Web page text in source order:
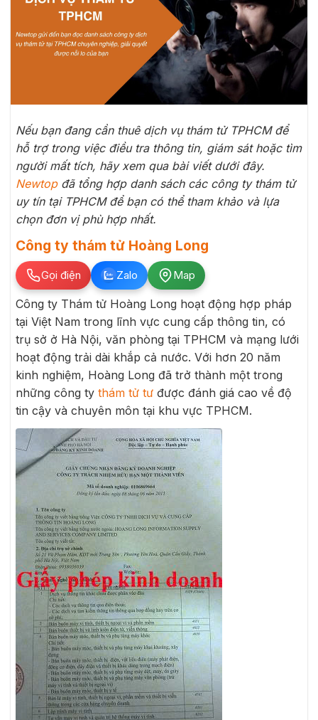
Nếu bạn đang cần thuê dịch vụ thám tử TPHCM để
hỗ trợ trong việc điều tra thông tin, giám sát hoặc tìm
người mất tích, hãy xem qua bài viết dưới đây.
Newtopđã tổng hợp danh sách các công ty thám tử
uy tín tại TPHCM để bạn có thể tham khảo và lựa
chọn đơn vị phù hợp nhất.
Công ty thám tử Hoàng Long
Gọi điện Zalo Map
Công ty Thám tử Hoàng Long hoạt động hợp pháp
tại Việt Nam trong lĩnh vực cung cấp thông tin, có
trụ sở ở Hà Nội, văn phòng tại TPHCM và mạng lưới
hoạt động trải dài khắp cả nước. Với hơn 20 năm
kinh nghiệm, Hoàng Long đã trở thành một trong
những công ty thám tử tư được đánh giá cao về độ
tin cậy và chuyên môn tại khu vực TPHCM.